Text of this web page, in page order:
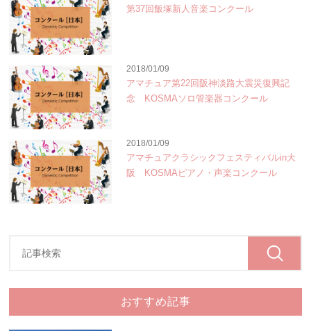
第37回飯塚新人音楽コンクール
2018/01/09
アマチュア第22回阪神淡路大震災復興記
念 KOSMAソロ管楽器コンクール
2018/01/09
アマチュアクラシックフェスティバルin大
阪 KOSMAピアノ・声楽コンクール
おすすめ記事